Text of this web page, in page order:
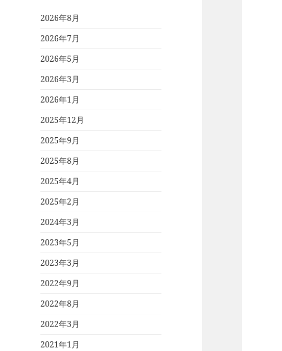
2026年8月
2026年7月
2026年5月
2026年3月
2026年1月
2025年12月
2025年9月
2025年8月
2025年4月
2025年2月
2024年3月
2023年5月
2023年3月
2022年9月
2022年8月
2022年3月
2021年1月